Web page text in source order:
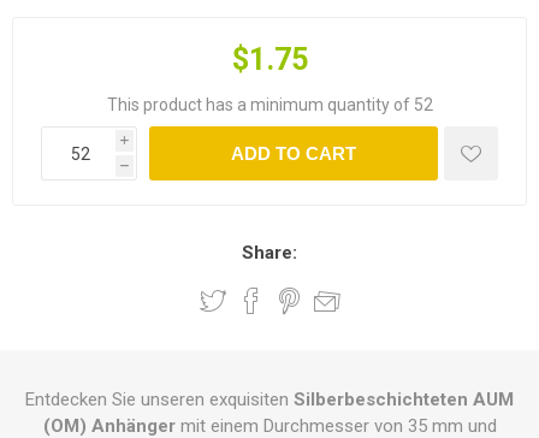
$1.75
This product has a minimum quantity of 52
i
h
ADD TO CART
Share:
Entdecken Sie unseren exquisiten Silberbeschichteten AUM
(OM) Anhängermit einem Durchmesser von 35 mm und